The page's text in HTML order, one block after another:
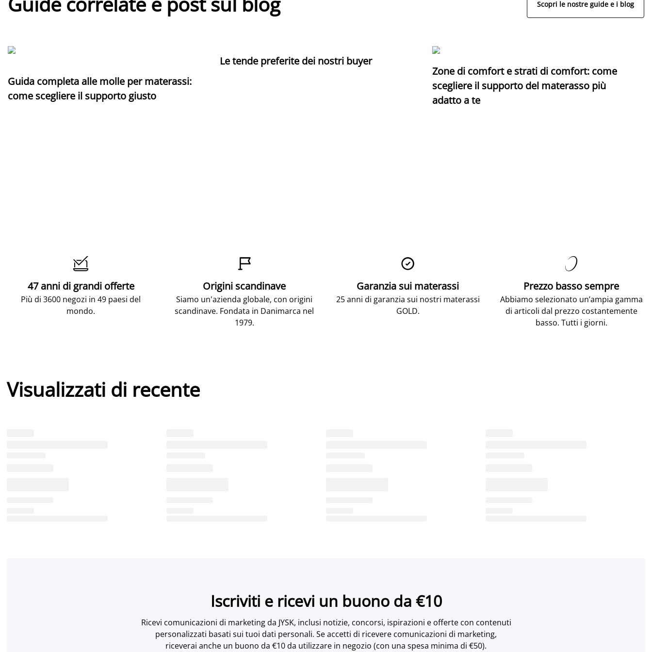
Scopri le nostre guide e i blog
Guida completa alle molle per materassi:
come scegliere il supporto giusto
Le tende preferite dei nostri buyer
Zone di comfort e strati di comfort: come
scegliere il supporto del materasso più
adatto a te

47 anni di grandi offerte
Più di 3600 negozi in 49 paesi del
mondo.

Origini scandinave
Siamo un'azienda globale, con origini
scandinave. Fondata in Danimarca nel
1979.

Garanzia sui materassi
25 anni di garanzia sui nostri materassi
GOLD.

Prezzo basso sempre
Abbiamo selezionato un’ampia gamma
di articoli dal prezzo costantemente
basso. Tutti i giorni.
Visualizzati di recente
Iscriviti e ricevi un buono da €10
Ricevi comunicazioni di marketing da JYSK, inclusi notizie, concorsi, ispirazioni e offerte con contenuti
personalizzati basati sui tuoi dati personali. Se accetti di ricevere comunicazioni di marketing,
riceverai anche un buono da €10 da utilizzare in negozio (con una spesa minima di €50).